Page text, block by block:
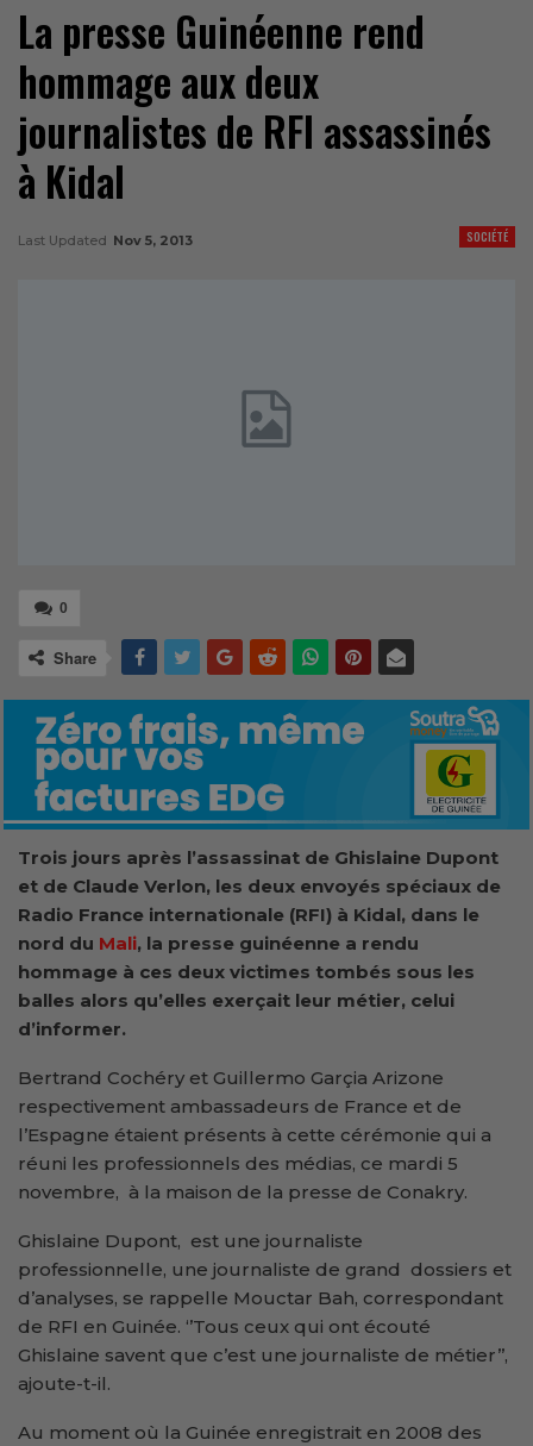
La presse Guinéenne rend
hommage aux deux
journalistes de RFI assassinés
à Kidal
SOCIÉTÉ
Last Updated Nov 5, 2013
0
Share
Trois jours après l’assassinat de Ghislaine Dupont
et de Claude Verlon, les deux envoyés spéciaux de
Radio France internationale (RFI) à Kidal, dans le
nord du Mali, la presse guinéenne a rendu
hommage à ces deux victimes tombés sous les
balles alors qu’elles exerçait leur métier, celui
d’informer.
Bertrand Cochéry et Guillermo Garçia Arizone
respectivement ambassadeurs de France et de
l’Espagne étaient présents à cette cérémonie qui a
réuni les professionnels des médias, ce mardi 5
novembre, à la maison de la presse de Conakry.
Ghislaine Dupont, est une journaliste
professionnelle, une journaliste de grand dossiers et
d’analyses, se rappelle Mouctar Bah, correspondant
de RFI en Guinée. ‘’Tous ceux qui ont écouté
Ghislaine savent que c’est une journaliste de métier’’,
ajoute-t-il.
Au moment où la Guinée enregistrait en 2008 des